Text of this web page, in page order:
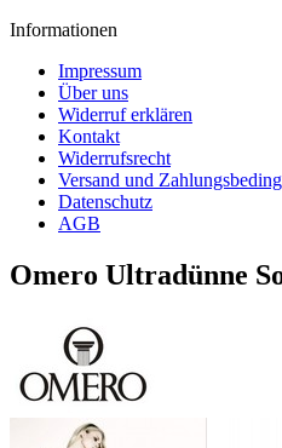
Informationen
Impressum
Über uns
Widerruf erklären
Kontakt
Widerrufsrecht
Versand und
Datenschutz
AGB
Omero Ultradünne